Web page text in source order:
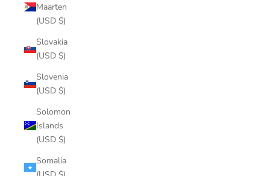
Maarten
(USD $)
Slovakia
(USD $)
Slovenia
(USD $)
Solomon
Islands
(USD $)
Somalia